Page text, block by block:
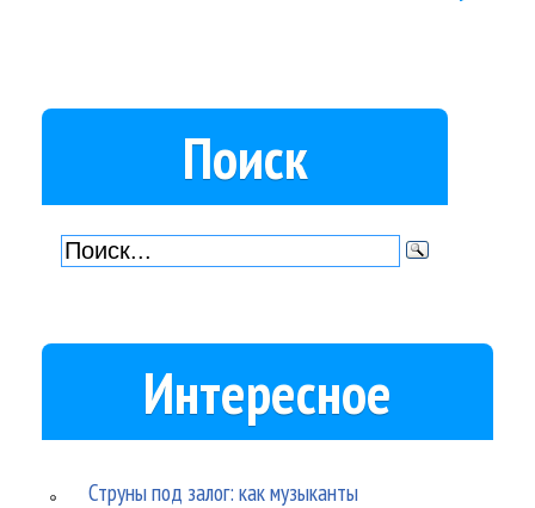
Поиск
Интересное
Струны под залог: как музыканты